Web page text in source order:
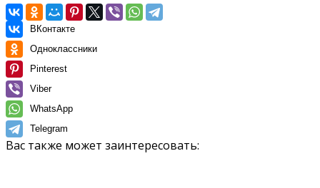
ВКонтакте
Одноклассники
Pinterest
Viber
WhatsApp
Telegram
Вас также может заинтересовать: